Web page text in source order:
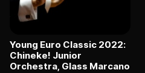
Young Euro Classic 2022:
Chineke! Junior
Orchestra, Glass Marcano